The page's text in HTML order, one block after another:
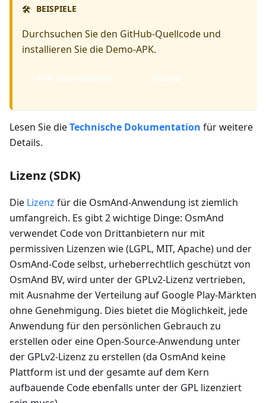
🛠️ BEISPIELE
Durchsuchen Sie den GitHub-Quellcode und
installieren Sie die Demo-APK.
APK herunterladen Github
Lesen Sie dieTechnische Dokumentation für weitere
Details.
Lizenz (SDK)
Die Lizenz für die OsmAnd-Anwendung ist ziemlich
umfangreich. Es gibt 2 wichtige Dinge: OsmAnd
verwendet Code von Drittanbietern nur mit
permissiven Lizenzen wie (LGPL, MIT, Apache) und der
OsmAnd-Code selbst, urheberrechtlich geschützt von
OsmAnd BV, wird unter der GPLv2-Lizenz vertrieben,
mit Ausnahme der Verteilung auf Google Play-Märkten
ohne Genehmigung. Dies bietet die Möglichkeit, jede
Anwendung für den persönlichen Gebrauch zu
erstellen oder eine Open-Source-Anwendung unter
der GPLv2-Lizenz zu erstellen (da OsmAnd keine
Plattform ist und der gesamte auf dem Kern
aufbauende Code ebenfalls unter der GPL lizenziert